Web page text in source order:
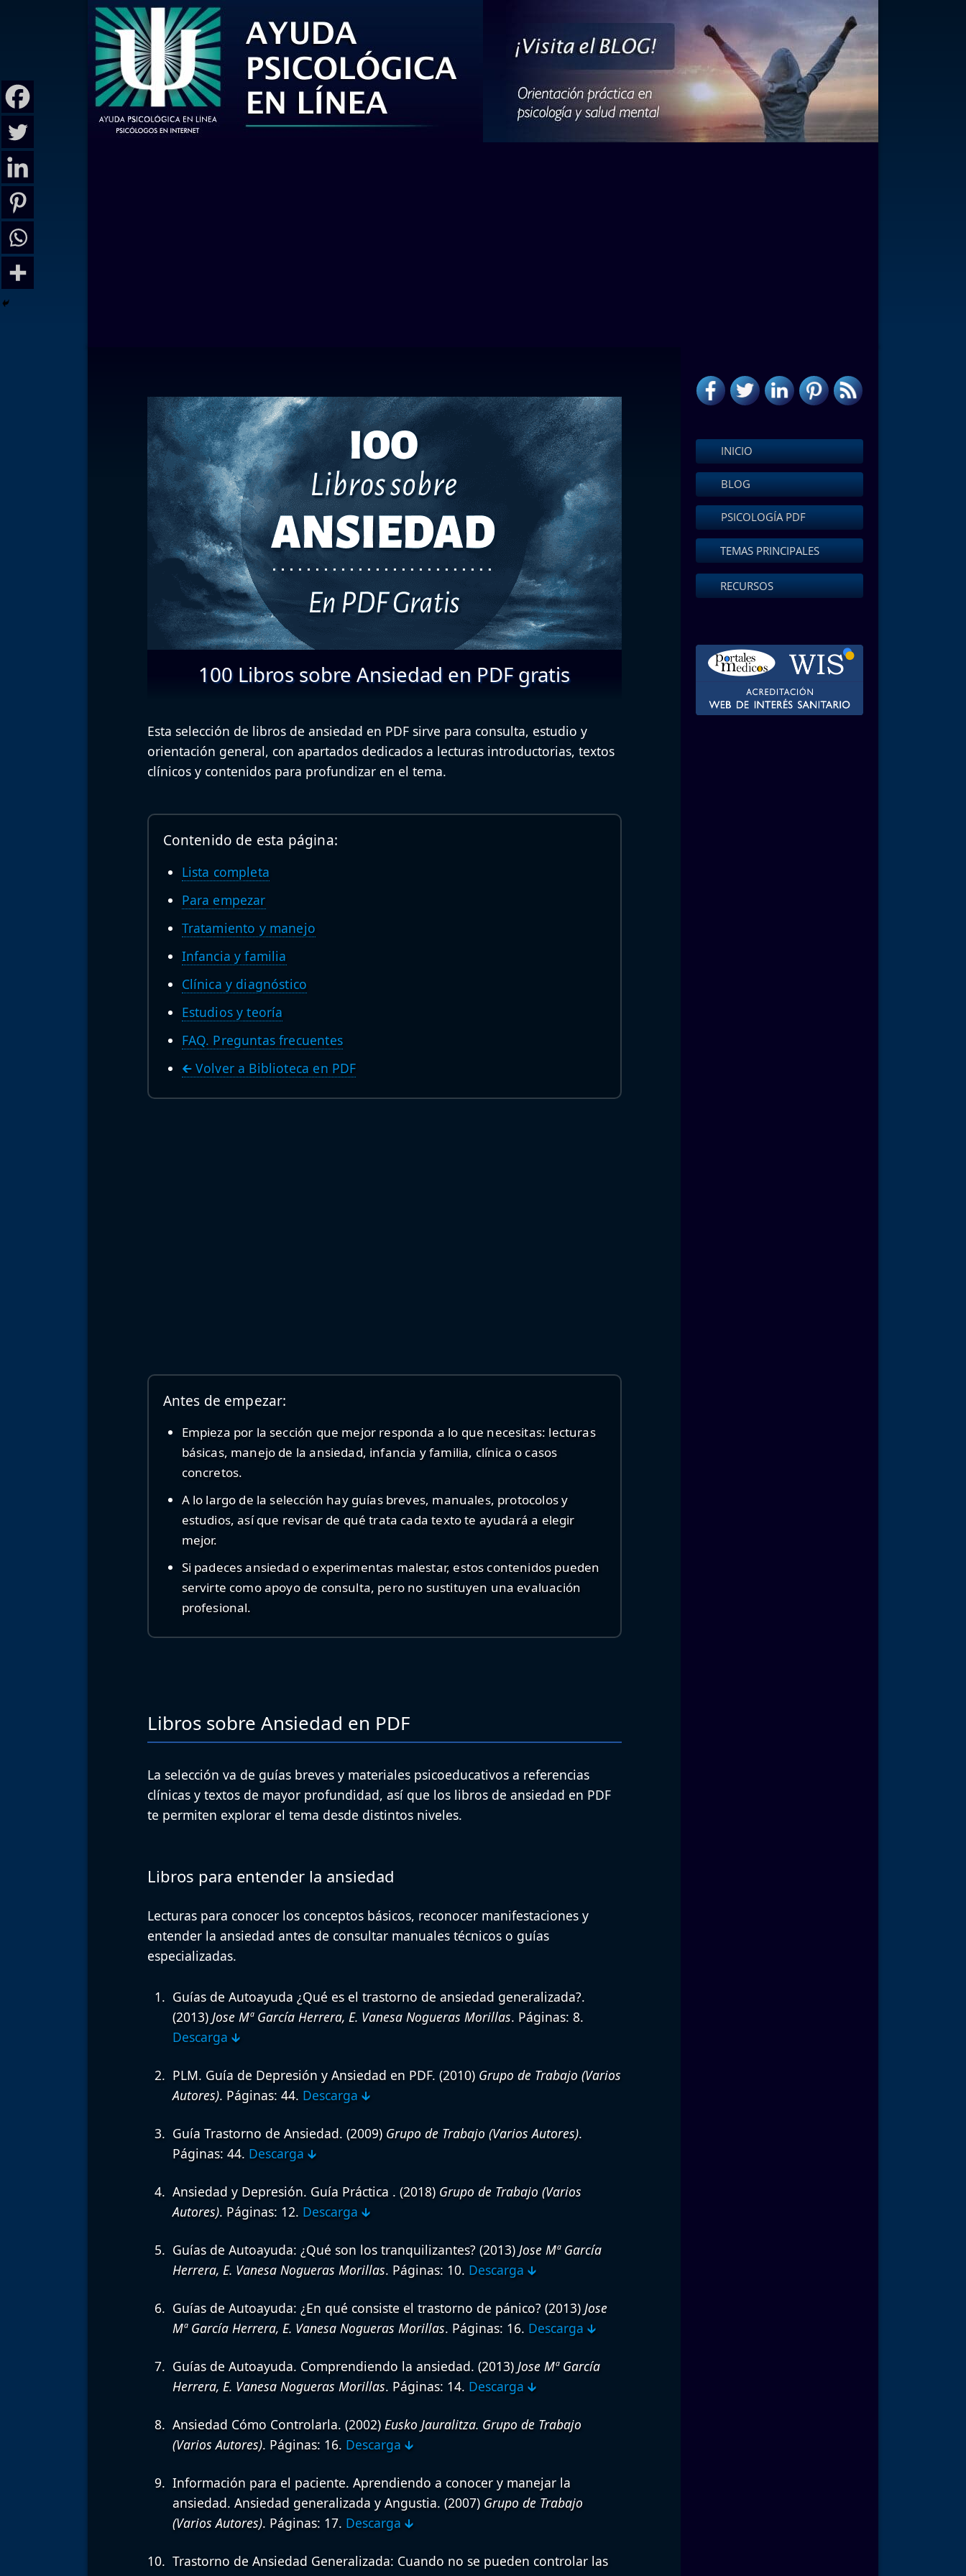
100 Libros sobre Ansiedad en PDF gratis
Esta selección de libros de ansiedad en PDF sirve para consulta, estudio y
orientación general, con apartados dedicados a lecturas introductorias, textos
clínicos y contenidos para profundizar en el tema.
Contenido de esta página:
Lista completa
Para empezar
Tratamiento y manejo
Infancia y familia
Clínica y diagnóstico
Estudios y teoría
FAQ. Preguntas frecuentes
🡰 Volver a Biblioteca en PDF
Antes de empezar:
Empieza por la sección que mejor responda a lo que necesitas: lecturas
básicas, manejo de la ansiedad, infancia y familia, clínica o casos
concretos.
A lo largo de la selección hay guías breves, manuales, protocolos y
estudios, así que revisar de qué trata cada texto te ayudará a elegir
mejor.
Si padeces ansiedad o experimentas malestar, estos contenidos pueden
servirte como apoyo de consulta, pero no sustituyen una evaluación
profesional.
Libros sobre Ansiedad en PDF
La selección va de guías breves y materiales psicoeducativos a referencias
clínicas y textos de mayor profundidad, así que los libros de ansiedad en PDF
te permiten explorar el tema desde distintos niveles.
Libros para entender la ansiedad
Lecturas para conocer los conceptos básicos, reconocer manifestaciones y
entender la ansiedad antes de consultar manuales técnicos o guías
especializadas.
Guías de Autoayuda ¿Qué es el trastorno de ansiedad generalizada?.
(2013) Jose Mª García Herrera, E. Vanesa Nogueras Morillas. Páginas: 8.
Descarga 🡳
PLM. Guía de Depresión y Ansiedad en PDF. (2010) Grupo de Trabajo (Varios
Autores). Páginas: 44. Descarga 🡳
Guía Trastorno de Ansiedad. (2009) Grupo de Trabajo (Varios Autores).
Páginas: 44. Descarga 🡳
Ansiedad y Depresión. Guía Práctica . (2018) Grupo de Trabajo (Varios
Autores). Páginas: 12. Descarga 🡳
Guías de Autoayuda: ¿Qué son los tranquilizantes?(2013) Jose Mª García
Herrera, E. Vanesa Nogueras Morillas. Páginas: 10. Descarga 🡳
Guías de Autoayuda: ¿En qué consiste el trastorno de pánico?(2013) Jose
Mª García Herrera, E. Vanesa Nogueras Morillas. Páginas: 16. Descarga 🡳
Guías de Autoayuda. Comprendiendo la ansiedad. (2013) Jose Mª García
Herrera, E. Vanesa Nogueras Morillas. Páginas: 14. Descarga 🡳
Ansiedad Cómo Controlarla. (2002) Eusko Jauralitza. Grupo de Trabajo
(Varios Autores). Páginas: 16. Descarga 🡳
Información para el paciente. Aprendiendo a conocer y manejar la
ansiedad. Ansiedad generalizada y Angustia. (2007) Grupo de Trabajo
(Varios Autores). Páginas: 17. Descarga 🡳
Trastorno de Ansiedad Generalizada: Cuando no se pueden controlar las
INICIO
BLOG
PSICOLOGÍA PDF
TEMAS PRINCIPALES
RECURSOS